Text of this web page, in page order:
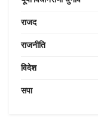
राजद
राजनीति
विदेश
सपा